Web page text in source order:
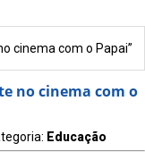
cinema com o Papai”
no cinema com o
Educação